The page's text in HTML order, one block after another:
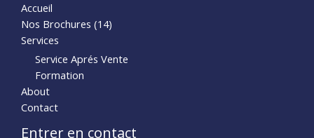
Accueil
Nos Brochures (14)
Services
Service Aprés Vente
Formation
About
Contact
Entrer en contact